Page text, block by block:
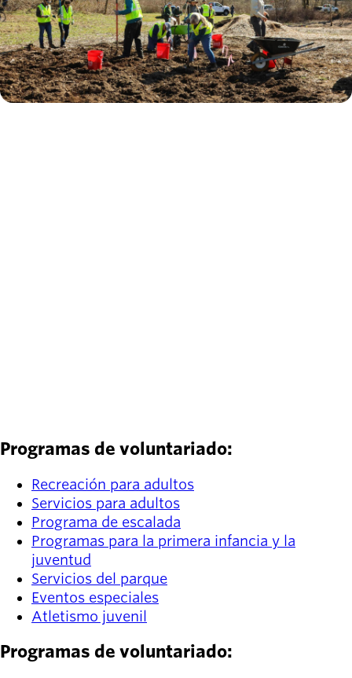
Programas de voluntariado:
Recreación para adultos
Servicios para adultos
Programa de escalada
Programas para la primera infancia y la
juventud
Servicios del parque
Eventos especiales
Atletismo juvenil
Programas de voluntariado: